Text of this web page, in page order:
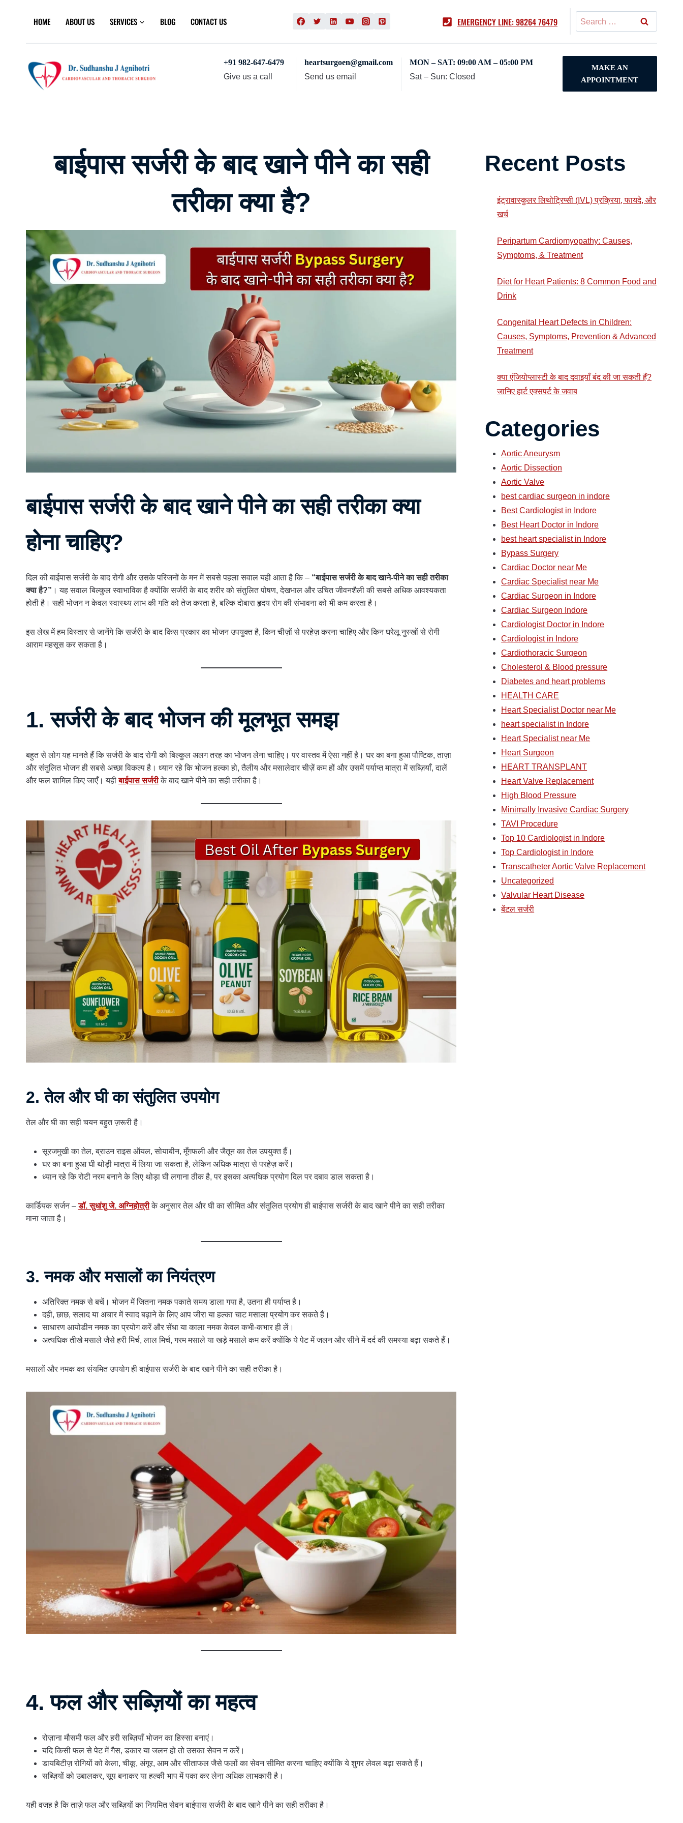
HOME ABOUT US SERVICES BLOG CONTACT US EMERGENCY LINE: 98264 76479
Search
for:
+91 982-647-6479
Give us a call
heartsurgoen@gmail.com
Send us email
MON – SAT: 09:00 AM – 05:00 PM
Sat – Sun: Closed
MAKE AN
APPOINTMENT
बाईपास सर्जरी के बाद खाने पीने का सही
तरीका क्या है?
बाईपास सर्जरी के बाद खाने पीने का सही तरीका क्या
होना चाहिए?
दिल की बाईपास सर्जरी के बाद रोगी और उसके परिजनों के मन में सबसे पहला सवाल यही आता है कि – “बाईपास सर्जरी के बाद खाने-पीने का सही तरीका
क्या है?” । यह सवाल बिल्कुल स्वाभाविक है क्योंकि सर्जरी के बाद शरीर को संतुलित पोषण, देखभाल और उचित जीवनशैली की सबसे अधिक आवश्यकता
होती है। सही भोजन न केवल स्वास्थ्य लाभ की गति को तेज करता है, बल्कि दोबारा हृदय रोग की संभावना को भी कम करता है।
इस लेख में हम विस्तार से जानेंगे कि सर्जरी के बाद किस प्रकार का भोजन उपयुक्त है, किन चीज़ों से परहेज़ करना चाहिए और किन घरेलू नुस्खों से रोगी
आराम महसूस कर सकता है।
1. सर्जरी के बाद भोजन की मूलभूत समझ
बहुत से लोग यह मानते हैं कि सर्जरी के बाद रोगी को बिल्कुल अलग तरह का भोजन लेना चाहिए। पर वास्तव में ऐसा नहीं है। घर का बना हुआ पौष्टिक, ताज़ा
और संतुलित भोजन ही सबसे अच्छा विकल्प है। ध्यान रहे कि भोजन हल्का हो, तैलीय और मसालेदार चीज़ें कम हों और उसमें पर्याप्त मात्रा में सब्ज़ियाँ, दालें
और फल शामिल किए जाएँ। यहीबाईपास सर्जरीके बाद खाने पीने का सही तरीका है।
2. तेल और घी का संतुलित उपयोग
तेल और घी का सही चयन बहुत ज़रूरी है।
सूरजमुखी का तेल, ब्राउन राइस ऑयल, सोयाबीन, मूँगफली और जैतून का तेल उपयुक्त हैं।
घर का बना हुआ घी थोड़ी मात्रा में लिया जा सकता है, लेकिन अधिक मात्रा से परहेज़ करें।
ध्यान रहे कि रोटी नरम बनाने के लिए थोड़ा घी लगाना ठीक है, पर इसका अत्यधिक प्रयोग दिल पर दबाव डाल सकता है।
कार्डियक सर्जन –डॉ. सुधांशु जे. अग्निहोत्रीके अनुसार तेल और घी का सीमित और संतुलित प्रयोग ही बाईपास सर्जरी के बाद खाने पीने का सही तरीका
माना जाता है।
3. नमक और मसालों का नियंत्रण
अतिरिक्त नमक से बचें। भोजन में जितना नमक पकाते समय डाला गया है, उतना ही पर्याप्त है।
दही, छाछ, सलाद या अचार में स्वाद बढ़ाने के लिए आप जीरा या हल्का चाट मसाला प्रयोग कर सकते हैं।
साधारण आयोडीन नमक का प्रयोग करें और सेंधा या काला नमक केवल कभी-कभार ही लें।
अत्यधिक तीखे मसाले जैसे हरी मिर्च, लाल मिर्च, गरम मसाले या खड़े मसाले कम करें क्योंकि ये पेट में जलन और सीने में दर्द की समस्या बढ़ा सकते हैं।
मसालों और नमक का संयमित उपयोग ही बाईपास सर्जरी के बाद खाने पीने का सही तरीका है।
4. फल और सब्ज़ियों का महत्व
रोज़ाना मौसमी फल और हरी सब्ज़ियाँ भोजन का हिस्सा बनाएं।
यदि किसी फल से पेट में गैस, डकार या जलन हो तो उसका सेवन न करें।
डायबिटीज़ रोगियों को केला, चीकू, अंगूर, आम और सीताफल जैसे फलों का सेवन सीमित करना चाहिए क्योंकि ये शुगर लेवल बढ़ा सकते हैं।
सब्ज़ियों को उबालकर, सूप बनाकर या हल्की भाप में पका कर लेना अधिक लाभकारी है।
यही वजह है कि ताज़े फल और सब्ज़ियों का नियमित सेवन बाईपास सर्जरी के बाद खाने पीने का सही तरीका है।
Recent Posts
इंट्रावास्कुलर लिथोट्रिप्सी (IVL) प्रक्रिया, फायदे, और
खर्च
Peripartum Cardiomyopathy: Causes,
Symptoms, & Treatment
Diet for Heart Patients: 8 Common Food and
Drink
Congenital Heart Defects in Children:
Causes, Symptoms, Prevention & Advanced
Treatment
क्या एंजियोप्लास्टी के बाद दवाइयाँ बंद की जा सकती हैं?
जानिए हार्ट एक्सपर्ट के जवाब
Categories
Aortic Aneurysm
Aortic Dissection
Aortic Valve
best cardiac surgeon in indore
Best Cardiologist in Indore
Best Heart Doctor in Indore
best heart specialist in Indore
Bypass Surgery
Cardiac Doctor near Me
Cardiac Specialist near Me
Cardiac Surgeon in Indore
Cardiac Surgeon Indore
Cardiologist Doctor in Indore
Cardiologist in Indore
Cardiothoracic Surgeon
Cholesterol & Blood pressure
Diabetes and heart problems
HEALTH CARE
Heart Specialist Doctor near Me
heart specialist in Indore
Heart Specialist near Me
Heart Surgeon
HEART TRANSPLANT
Heart Valve Replacement
High Blood Pressure
Minimally Invasive Cardiac Surgery
TAVI Procedure
Top 10 Cardiologist in Indore
Top Cardiologist in Indore
Transcatheter Aortic Valve Replacement
Uncategorized
Valvular Heart Disease
बेंटल सर्जरी